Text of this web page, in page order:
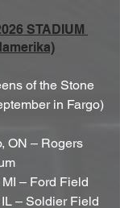
STADIUM
of the Stone
in Fargo)
ON – Rogers
– Ford Field
– Soldier Field